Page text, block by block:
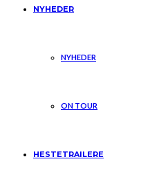
NYHEDER
NYHEDER
ON TOUR
HESTETRAILERE